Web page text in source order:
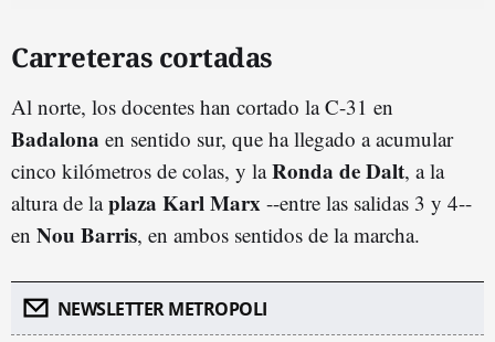
Carreteras cortadas
Al norte, los docentes han cortado la C-31 en
Badalona en sentido sur, que ha llegado a acumular
cinco kilómetros de colas, y laRonda de Dalt, a la
altura de laplaza Karl Marx --entre las salidas 3 y 4--
en Nou Barris, en ambos sentidos de la marcha.
NEWSLETTER METROPOLI